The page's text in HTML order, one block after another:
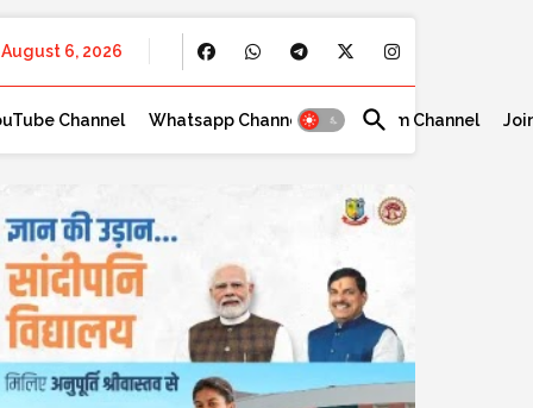
August 6, 2026
Channel Whatsapp Channel Telegram Channel